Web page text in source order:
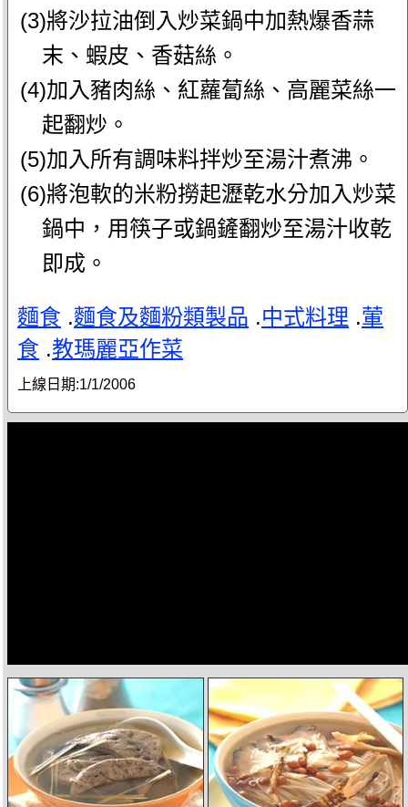
(3)將沙拉油倒入炒菜鍋中加熱爆香蒜
末、蝦皮、香菇絲。
(4)加入豬肉絲、紅蘿蔔絲、高麗菜絲一
起翻炒。
(5)加入所有調味料拌炒至湯汁煮沸。
(6)將泡軟的米粉撈起瀝乾水分加入炒菜
鍋中，用筷子或鍋鏟翻炒至湯汁收乾
即成。
麵食 .麵食及麵粉類製品 .中式料理 .葷
食 .教瑪麗亞作菜
上線日期:1/1/2006